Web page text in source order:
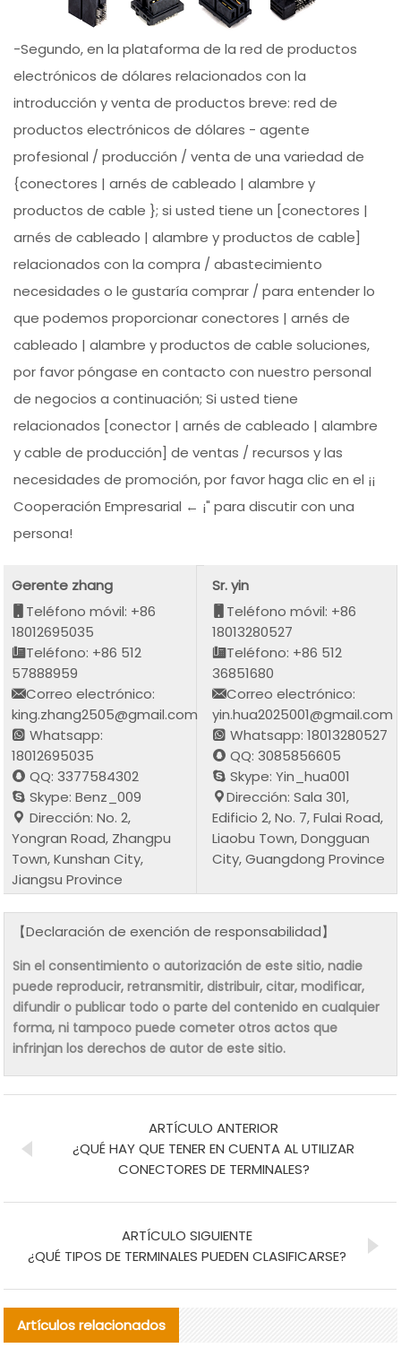
-Segundo, en la plataforma de la red de productos
electrónicos de dólares relacionados con la
introducción y venta de productos breve: red de
productos electrónicos de dólares - agente
profesional / producción / venta de una variedad de
{conectores | arnés de cableado | alambre y
productos de cable }; si usted tiene un [conectores |
arnés de cableado | alambre y productos de cable]
relacionados con la compra / abastecimiento
necesidades o le gustaría comprar / para entender lo
que podemos proporcionar conectores | arnés de
cableado | alambre y productos de cable soluciones,
por favor póngase en contacto con nuestro personal
de negocios a continuación; Si usted tiene
relacionados [conector | arnés de cableado | alambre
y cable de producción] de ventas / recursos y las
necesidades de promoción, por favor haga clic en el ¡¡
Cooperación Empresarial ← ¡" para discutir con una
persona!
Gerente zhang
Teléfono móvil: +86
18012695035
Teléfono: +86 512
57888959
Correo electrónico:
king.zhang2505@gmail.com
Whatsapp:
18012695035
QQ: 3377584302
Skype: Benz_009
Dirección: No. 2,
Yongran Road, Zhangpu
Town, Kunshan City,
Jiangsu Province
Sr. yin
Teléfono móvil: +86
18013280527
Teléfono: +86 512
36851680
Correo electrónico:
yin.hua2025001@gmail.com
Whatsapp: 18013280527
QQ: 3085856605
Skype: Yin_hua001
Dirección: Sala 301,
Edificio 2, No. 7, Fulai Road,
Liaobu Town, Dongguan
City, Guangdong Province
【Declaración de exención de responsabilidad】
Sin el consentimiento o autorización de este sitio, nadie
puede reproducir, retransmitir, distribuir, citar, modificar,
difundir o publicar todo o parte del contenido en cualquier
forma, ni tampoco puede cometer otros actos que
infrinjan los derechos de autor de este sitio.
ARTÍCULO ANTERIOR
¿QUÉ HAY QUE TENER EN CUENTA AL UTILIZAR
CONECTORES DE TERMINALES?
ARTÍCULO SIGUIENTE
¿QUÉ TIPOS DE TERMINALES PUEDEN CLASIFICARSE?
Artículos relacionados